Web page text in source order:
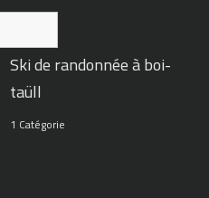
Ski de randonnée à boi-
taüll
1 Catégorie